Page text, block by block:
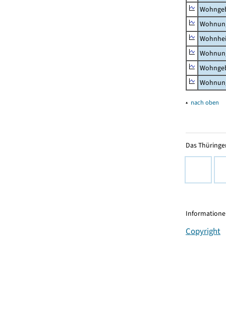
▴ nach oben
Das
Copyright